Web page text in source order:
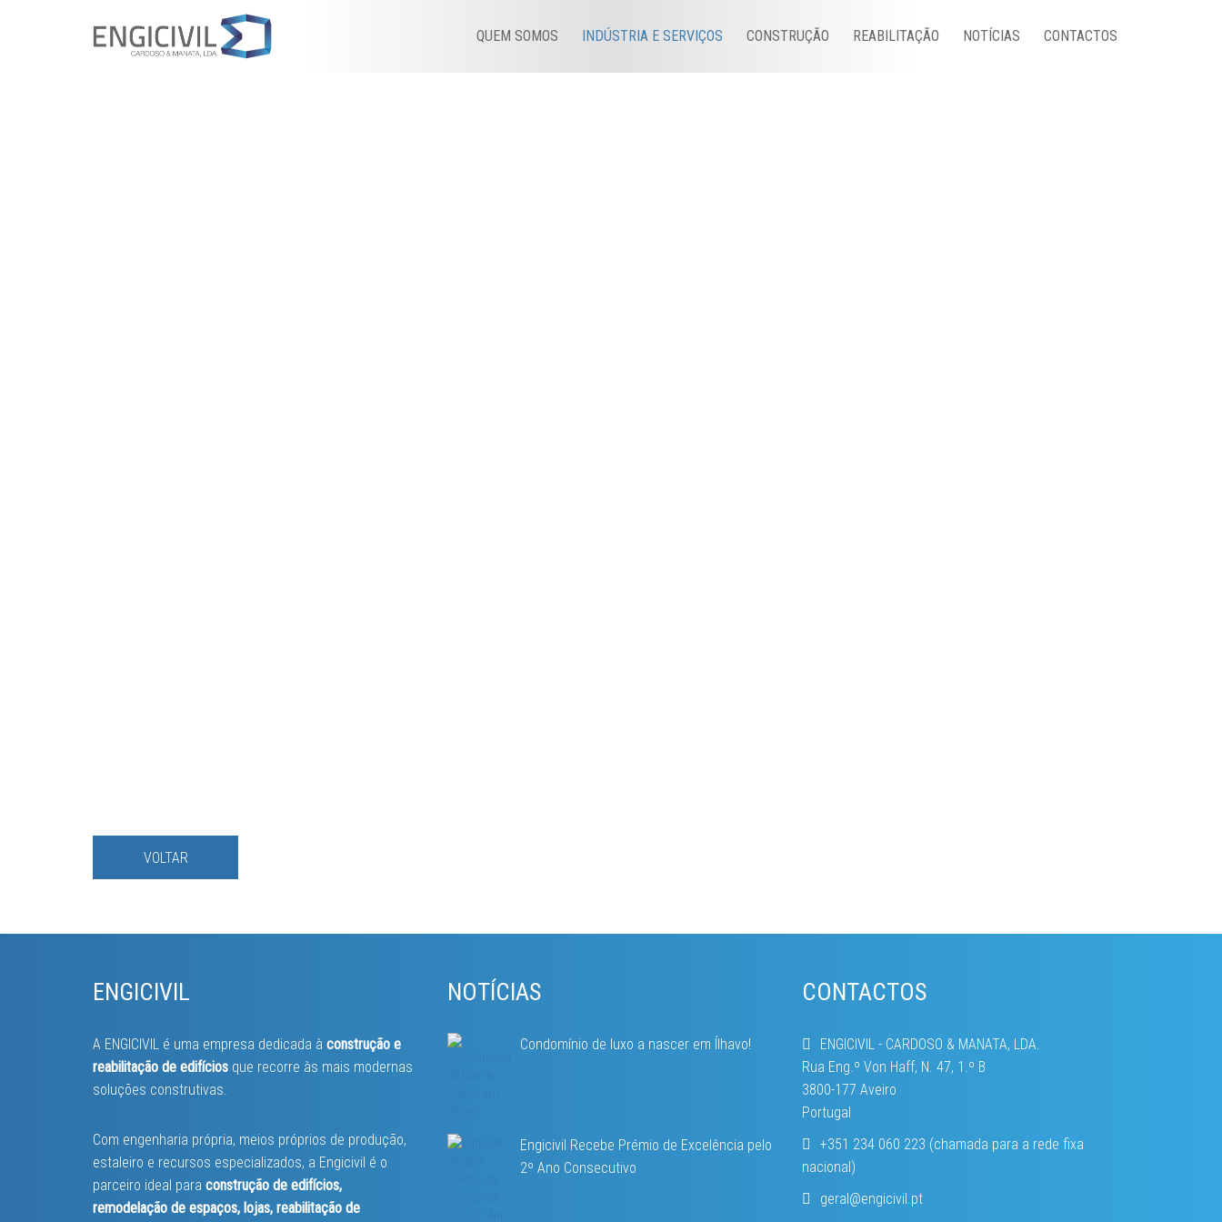
QUEM SOMOS INDÚSTRIA E SERVIÇOS CONSTRUÇÃO REABILITAÇÃO NOTÍCIAS CONTACTOS
VOLTAR
ENGICIVIL
A ENGICIVIL é uma empresa dedicada à construção e
reabilitação de edifícios que recorre às mais modernas
soluções construtivas.
Com engenharia própria, meios próprios de produção,
estaleiro e recursos especializados, a Engicivil é o
parceiro ideal para construção de edifícios,
remodelação de espaços, lojas, reabilitação de
NOTÍCIAS
Condomínio de luxo a nascer em Ílhavo!
Engicivil Recebe Prémio de Excelência pelo
2º Ano Consecutivo
CONTACTOS
ENGICIVIL - CARDOSO & MANATA, LDA.
Rua Eng.º Von Haff, N. 47, 1.º B
3800-177 Aveiro
Portugal
+351 234 060 223 (chamada para a rede fixa
nacional)
geral@engicivil.pt